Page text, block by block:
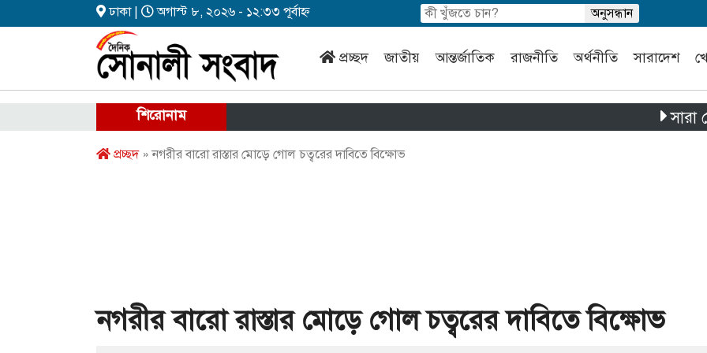
ঢাকা | অগাস্ট ৮, ২০২৬ - ১২:৩৩ পূর্বাহ্ন
প্রচ্ছদ জাতীয় আন্তর্জাতিক রাজনীতি অর্থনীতি সারাদেশ
শিরোনাম সারা দেশে
প্রচ্ছদ» নগরীর বারো রাস্তার মোড়ে গোল চত্বরের দাবিতে বিক্ষোভ
নগরীর বারো রাস্তার মোড়ে গোল চত্বরের দাবিতে বিক্ষোভ